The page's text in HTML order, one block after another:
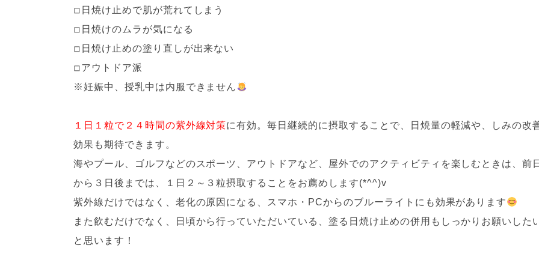
◽︎日焼け止めで肌が荒れてしまう
◽︎日焼けのムラが気になる
◽︎日焼け止めの塗り直しが出来ない
◽︎アウトドア派
※妊娠中、授乳中は内服できません
１日１粒で２４時間の紫外線対策に有効。毎日継続的に摂取することで、日焼量の軽減や、しみの改
効果も期待できます。
海やプール、ゴルフなどのスポーツ、アウトドアなど、屋外でのアクティビティを楽しむときは、前日
から３日後までは、１日２～３粒摂取することをお薦めします(*^^)v
紫外線だけではなく、老化の原因になる、スマホ・PCからのブルーライトにも効果があります
また飲むだけでなく、日頃から行っていただいている、塗る日焼け止めの併用もしっかりお願いした
と思います！